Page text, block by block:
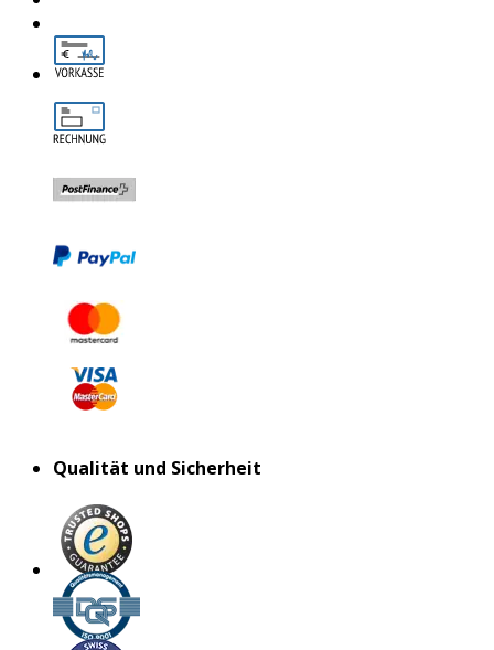
Qualität und Sicherheit